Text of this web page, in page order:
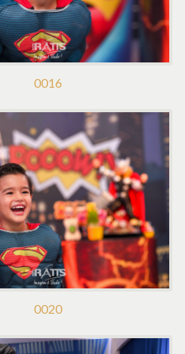
0016
0020